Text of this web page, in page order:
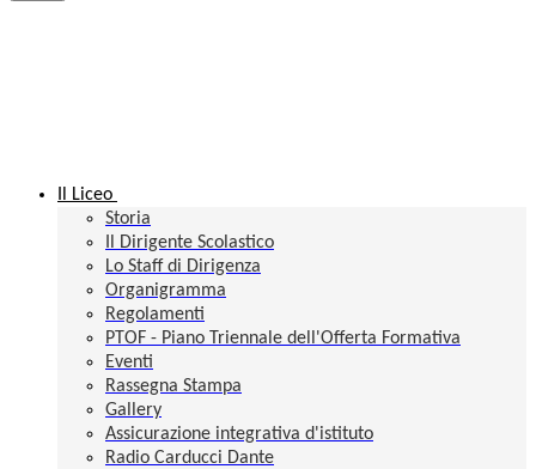
Il Liceo
Storia
Il Dirigente Scolastico
Lo Staff di Dirigenza
Organigramma
Regolamenti
PTOF - Piano Triennale dell'Offerta Formativa
Eventi
Rassegna Stampa
Gallery
Assicurazione integrativa d'istituto
Radio Carducci Dante